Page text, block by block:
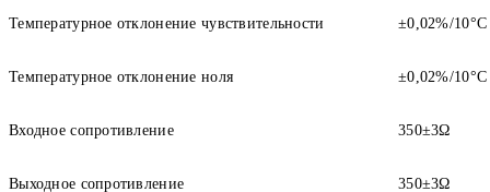
Температурное отклонение чувствительности ±0,02%/10°С
Температурное отклонение ноля ±0,02%/10°С
Входное сопротивление 350±3Ω
Выходное сопротивление 350±3Ω